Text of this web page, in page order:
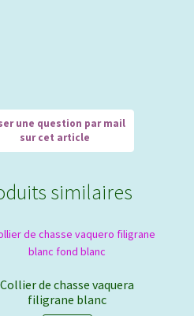
similaires
Collier de chasse vaquera
filigrane blanc